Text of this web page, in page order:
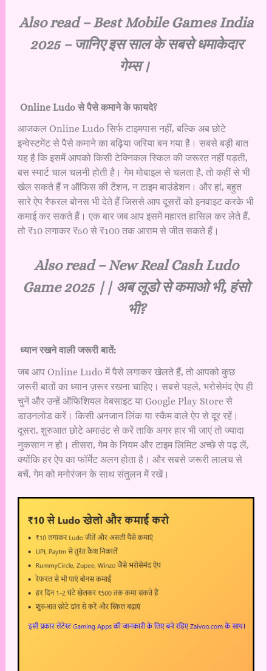
Also read –Best Mobile Games India
2025 – जानिए इस साल के सबसे धमाकेदार
गेम्स।
Online Ludo से पैसे कमाने के फायदे?
आजकल Online Ludo सिर्फ टाइमपास नहीं, बल्कि अब छोटे
इन्वेस्टमेंट से पैसे कमाने का बढ़िया जरिया बन गया है। सबसे बड़ी बात
यह है कि इसमें आपको किसी टेक्निकल स्किल की जरूरत नहीं पड़ती,
बस स्मार्ट चाल चलनी होती है। गेम मोबाइल से चलता है, तो कहीं से भी
खेल सकते हैं न ऑफिस की टेंशन, न टाइम बाउंडेशन। और हां, बहुत
सारे ऐप रैफरल बोनस भी देते हैं जिससे आप दूसरों को इनवाइट करके भी
कमाई कर सकते हैं। एक बार जब आप इसमें महारत हासिल कर लेते हैं,
तो ₹10 लगाकर ₹50 से ₹100 तक आराम से जीत सकते हैं।
Also read –New Real Cash Ludo
Game 2025 || अब लूडो से कमाओ भी, हंसो
भी?
ध्यान रखने वाली जरूरी बातें:
जब आप Online Ludo में पैसे लगाकर खेलते हैं, तो आपको कुछ
जरूरी बातों का ध्यान ज़रूर रखना चाहिए। सबसे पहले, भरोसेमंद ऐप ही
चुनें और उन्हें ऑफिशियल वेबसाइट या Google Play Store से
डाउनलोड करें। किसी अनजान लिंक या स्कैम वाले ऐप से दूर रहें।
दूसरा, शुरुआत छोटे अमाउंट से करें ताकि अगर हार भी जाएं तो ज्यादा
नुकसान न हो। तीसरा, गेम के नियम और टाइम लिमिट अच्छे से पढ़ लें,
क्योंकि हर ऐप का फॉर्मेट अलग होता है। और सबसे जरूरी लालच से
बचें, गेम को मनोरंजन के साथ संतुलन में रखें।